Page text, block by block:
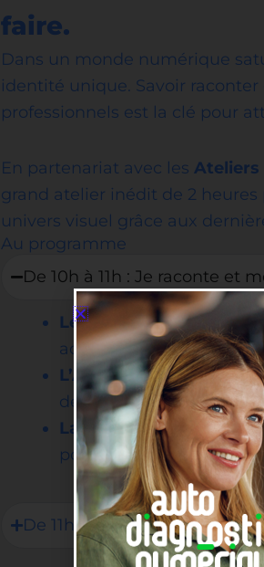
faire.
Dans un monde numérique
identité unique. Savoir raconter
professionnels est la clé pour
En partenariat avec les Ateliers
grand atelier inédit de 2
univers visuel grâce aux
Au programme
De 10h à 11h : Je raconte et
Le Client Idéal (Persona) :
adressez pour adapter
L’Art du Storytelling :
de votre parcours, de
La Plume de Gemini :
pour rédiger l’histoire
De 11h à 12h : J'imagine et